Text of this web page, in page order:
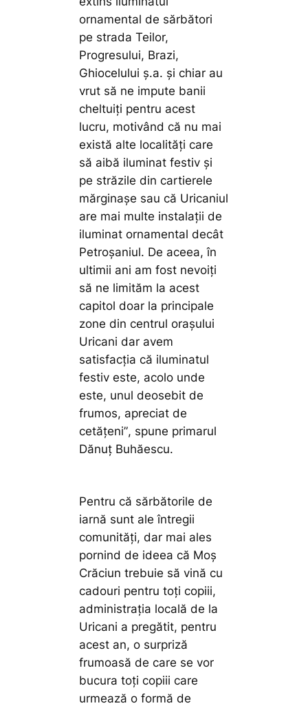
ornamental de sărbători
pe strada Teilor,
Progresului, Brazi,
Ghiocelului ș.a. și chiar au
vrut să ne impute banii
cheltuiți pentru acest
lucru, motivând că nu mai
există alte localități care
să aibă iluminat festiv și
pe străzile din cartierele
mărginașe sau că Uricaniul
are mai multe instalații de
iluminat ornamental decât
Petroșaniul. De aceea, în
ultimii ani am fost nevoiți
să ne limităm la acest
capitol doar la principale
zone din centrul orașului
Uricani dar avem
satisfacția că iluminatul
festiv este, acolo unde
este, unul deosebit de
frumos, apreciat de
cetățeni”, spune primarul
Dănuț Buhăescu.
Pentru că sărbătorile de
iarnă sunt ale întregii
comunități, dar mai ales
pornind de ideea că Moș
Crăciun trebuie să vină cu
cadouri pentru toți copiii,
administrația locală de la
Uricani a pregătit, pentru
acest an, o surpriză
frumoasă de care se vor
bucura toți copiii care
urmează o formă de